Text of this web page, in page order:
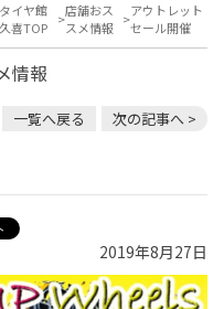
タイヤ館
久喜TOP
店舗おス
スメ情報
アウトレット
セール開催
情報
一覧へ戻る 次の記事へ >
2019年8月27日